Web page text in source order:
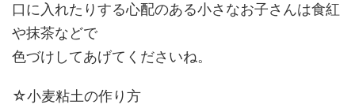
口に入れたりする心配のある小さなお子さんは食紅
や抹茶などで
色づけしてあげてくださいね。
☆小麦粘土の作り方